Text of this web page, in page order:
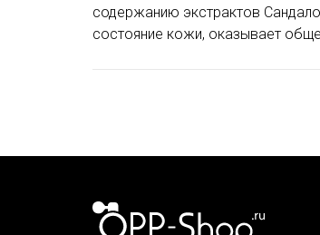
содержанию экстрактов
состояние кожи, оказывает